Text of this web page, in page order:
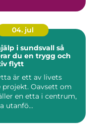
04. jul
i sundsvall så
du en trygg och
flytt
är ett av livets
projekt. Oavsett om
en etta i centrum,
utanfö...